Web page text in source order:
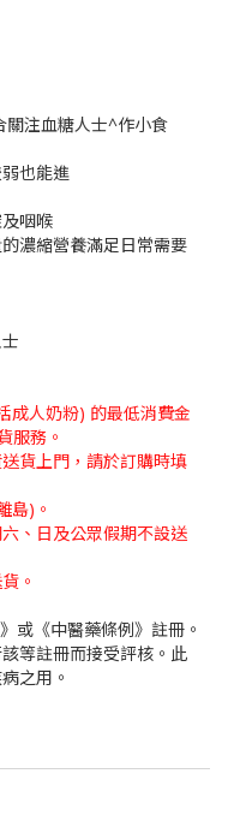
關注血糖人士^作小食
也能進
咽喉
濃縮營養滿足日常需要
成人奶粉) 的最低消費金
服務。
貨上門，請於訂購時填
島)。
、日及公眾假期不設送
。
或《中醫藥條例》註冊。
等註冊而接受評核。此
之用。